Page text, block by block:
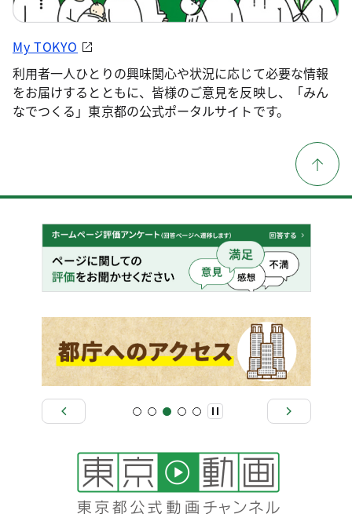
My TOKYO
利用者一人ひとりの興味関心や状況に応じて必要な情報
をお届けするとともに、皆様のご意見を反映し、「みん
なでつくる」東京都の公式ポータルサイトです。